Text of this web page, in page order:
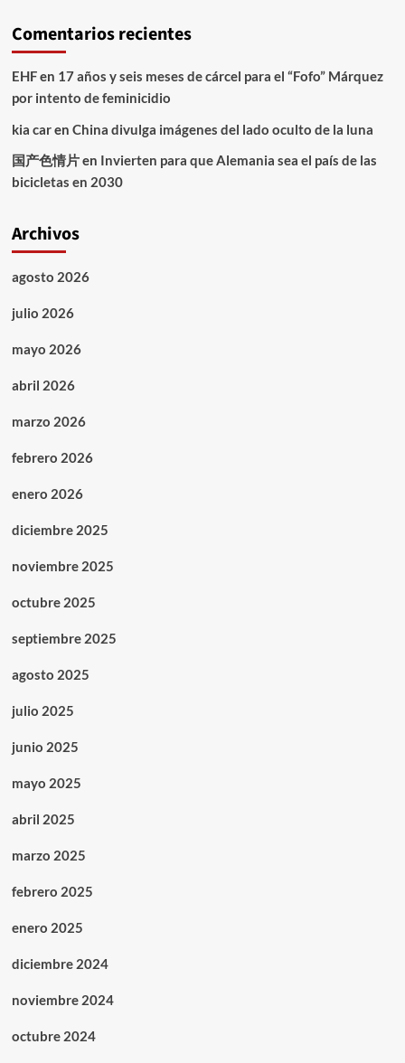
Comentarios recientes
EHFen 17 años y seis meses de cárcel para el “Fofo” Márquez
por intento de feminicidio
kia caren China divulga imágenes del lado oculto de la luna
国产色情片en Invierten para que Alemania sea el país de las
bicicletas en 2030
Archivos
agosto 2026
julio 2026
mayo 2026
abril 2026
marzo 2026
febrero 2026
enero 2026
diciembre 2025
noviembre 2025
octubre 2025
septiembre 2025
agosto 2025
julio 2025
junio 2025
mayo 2025
abril 2025
marzo 2025
febrero 2025
enero 2025
diciembre 2024
noviembre 2024
octubre 2024